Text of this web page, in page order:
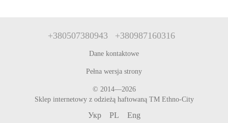
+380507380943 +380987160316
Dane kontaktowe
Pełna wersja strony
© 2014—2026
Sklep internetowy z odzieżą haftowaną TM Ethno-City
Укр PL Eng